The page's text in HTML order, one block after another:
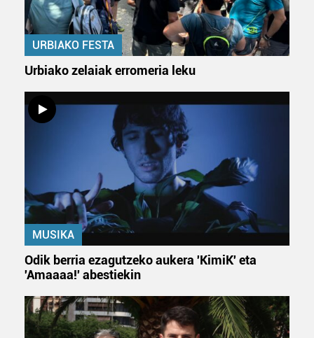
URBIAKO FESTA
Urbiako zelaiak erromeria leku
MUSIKA
Odik berria ezagutzeko aukera 'KimiK' eta
'Amaaaa!' abestiekin